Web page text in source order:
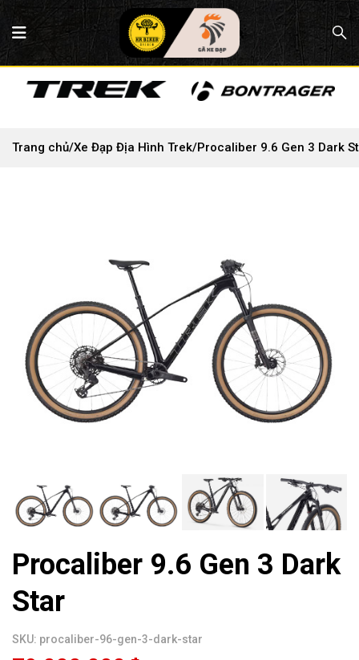
Trang chủ/Xe Đạp Địa Hình Trek/Procaliber 9.6 Gen 3 Dark
Procaliber 9.6 Gen 3 Dark
Star
SKU: procaliber-96-gen-3-dark-star